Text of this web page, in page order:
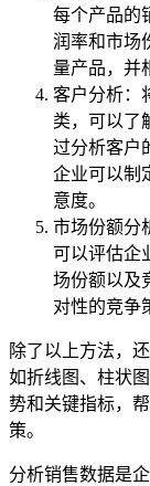
每个产品的
润率和市场
量产品，并
客户分析：
类，可以了
过分析客户
企业可以制
意度。
市场份额分
可以评估企
场份额以及
对性的竞争
除了以上方法，
如折线图、柱状
势和关键指标，
策。
分析销售数据是